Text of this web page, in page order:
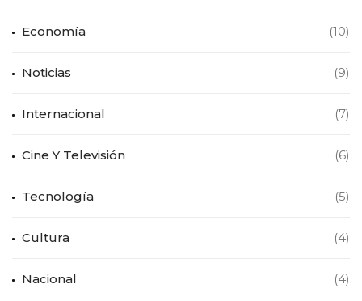
Economía (10)
Noticias (9)
Internacional (7)
Cine Y Televisión (6)
Tecnología (5)
Cultura (4)
Nacional (4)